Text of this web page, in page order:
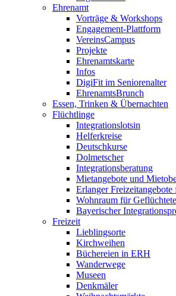
Ehrenamt
Vorträge & Workshops
Engagement-Plattform
VereinsCampus
Projekte
Ehrenamtskarte
Infos
DigiFit im Seniorenalter
EhrenamtsBrunch
Essen, Trinken & Übernachten
Flüchtlinge
Integrationslotsin
Helferkreise
Deutschkurse
Dolmetscher
Integrationsberatung
Mietangebote und
Erlanger
Wohnraum für
Bayerischer
Freizeit
Lieblingsorte
Kirchweihen
Büchereien in ERH
Wanderwege
Museen
Denkmäler